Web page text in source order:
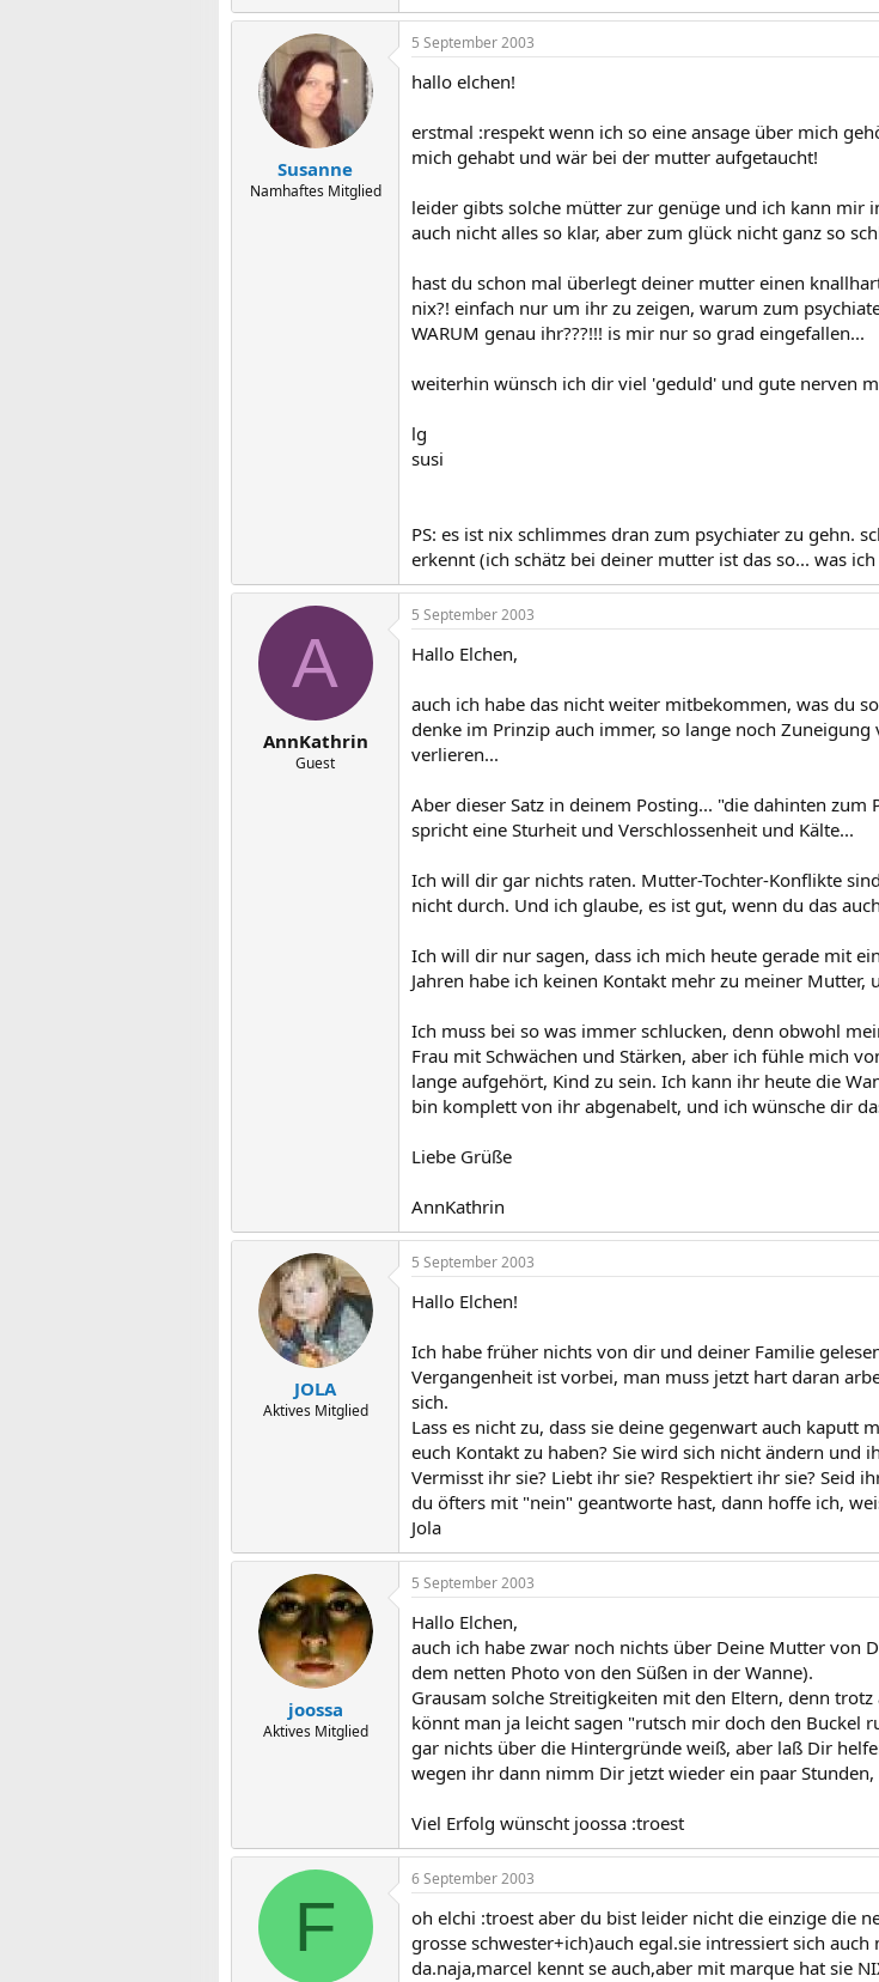
Susanne
Namhaftes Mitglied
5 September 2003
hallo elchen!
erstmal :respekt wenn ich so eine ansage über mich
mich gehabt und wär bei der mutter aufgetaucht!
leider gibts solche mütter zur genüge und ich kann
auch nicht alles so klar, aber zum glück nicht ganz so
hast du schon mal überlegt deiner mutter einen
nix?! einfach nur um ihr zu zeigen, warum zum
WARUM genau ihr???!!! is mir nur so grad eingefallen...
weiterhin wünsch ich dir viel 'geduld' und gute nerven
lg
susi
PS: es ist nix schlimmes dran zum psychiater zu gehn.
erkennt (ich schätz bei deiner mutter ist das so... was
A
AnnKathrin
Guest
5 September 2003
Hallo Elchen,
auch ich habe das nicht weiter mitbekommen, was du
denke im Prinzip auch immer, so lange noch
verlieren...
Aber dieser Satz in deinem Posting... "die dahinten
spricht eine Sturheit und Verschlossenheit und Kälte...
Ich will dir gar nichts raten. Mutter-Tochter-Konflikte
nicht durch. Und ich glaube, es ist gut, wenn du das
Ich will dir nur sagen, dass ich mich heute gerade mit
Jahren habe ich keinen Kontakt mehr zu meiner Mutter,
Ich muss bei so was immer schlucken, denn obwohl
Frau mit Schwächen und Stärken, aber ich fühle mich
lange aufgehört, Kind zu sein. Ich kann ihr heute die
bin komplett von ihr abgenabelt, und ich wünsche dir
Liebe Grüße
AnnKathrin
JOLA
Aktives Mitglied
5 September 2003
Hallo Elchen!
Ich habe früher nichts von dir und deiner Familie
Vergangenheit ist vorbei, man muss jetzt hart daran
sich.
Lass es nicht zu, dass sie deine gegenwart auch kaputt
euch Kontakt zu haben? Sie wird sich nicht ändern und
Vermisst ihr sie? Liebt ihr sie? Respektiert ihr sie? Seid
du öfters mit "nein" geantworte hast, dann hoffe ich,
Jola
joossa
Aktives Mitglied
5 September 2003
Hallo Elchen,
auch ich habe zwar noch nichts über Deine Mutter von
dem netten Photo von den Süßen in der Wanne).
Grausam solche Streitigkeiten mit den Eltern, denn
könnt man ja leicht sagen "rutsch mir doch den Buckel
gar nichts über die Hintergründe weiß, aber laß Dir
wegen ihr dann nimm Dir jetzt wieder ein paar
Viel Erfolg wünscht joossa :troest
F
6 September 2003
oh elchi :troest aber du bist leider nicht die einzige die
grosse schwester+ich)auch egal.sie intressiert sich
da.naja,marcel kennt se auch,aber mit marque hat sie